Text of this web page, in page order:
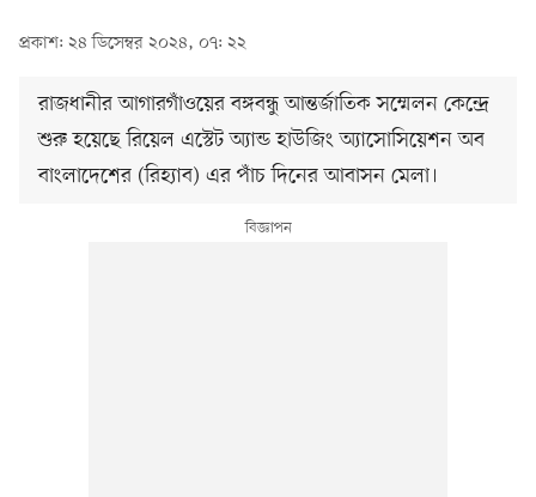
প্রকাশ: ২৪ ডিসেম্বর ২০২৪, ০৭: ২২
রাজধানীর আগারগাঁওয়ের বঙ্গবন্ধু আন্তর্জাতিক সম্মেলন কেন্দ্রে
শুরু হয়েছে রিয়েল এস্টেট অ্যান্ড হাউজিং অ্যাসোসিয়েশন অব
বাংলাদেশের (রিহ্যাব) এর পাঁচ দিনের আবাসন মেলা।